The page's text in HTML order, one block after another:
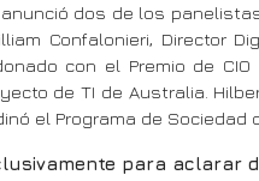
dos de los
Confalonieri, Director
con el Premio de
de TI de Australia.
el Programa de Sociedad
para aclarar